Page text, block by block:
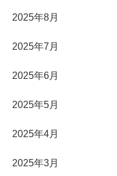
2025年8月
2025年7月
2025年6月
2025年5月
2025年4月
2025年3月